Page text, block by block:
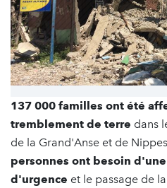
137 000 familles ont été
tremblement de terre dans
de la Grand'Anse et de
personnes ont besoin
d'urgence et le passage de